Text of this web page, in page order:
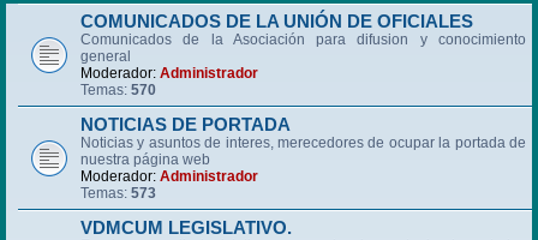
c
COMUNICADOS DE LA UNIÓN DE OFICIALES
Comunicados de la Asociación para difusion y conocimiento
general
Moderador: Administrador
Temas: 570
NOTICIAS DE PORTADA
Noticias y asuntos de interes, merecedores de ocupar la portada de
nuestra página web
Moderador: Administrador
Temas: 573
VDMCUM LEGISLATIVO.